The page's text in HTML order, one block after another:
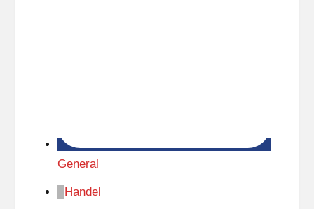
General
Handel